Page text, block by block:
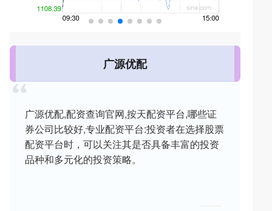
广源优配
广源优配,配资查询官网,按天配资平台,哪些证
券公司比较好,专业配资平台:投资者在选择股票
配资平台时，可以关注其是否具备丰富的投资
品种和多元化的投资策略。